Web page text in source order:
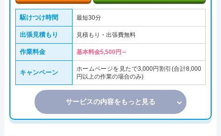
駆けつけ時間 最短30分
出張見積もり 見積もり・出張費無料
作業料金 基本料金5,500円～
キャンペーン
ホームページを見たで3,000円割引(合計8,000
円以上の作業の場合のみ)
サービスの内容をもっと見る